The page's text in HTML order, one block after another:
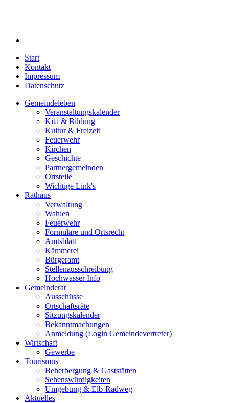
Start
Kontakt
Impressum
Datenschutz
Gemeindeleben
Veranstaltungskalender
Kita & Bildung
Kultur & Freizeit
Feuerwehr
Kirchen
Geschichte
Partnergemeinden
Ortsteile
Wichtige Link's
Rathaus
Verwaltung
Wahlen
Feuerwehr
Formulare und Ortsrecht
Amtsblatt
Kämmerei
Bürgeramt
Stellenausschreibung
Hochwasser Info
Gemeinderat
Ausschüsse
Ortschaftsräte
Sitzungskalender
Bekanntmachungen
Anmeldung (Login Gemeindevertreter)
Wirtschaft
Gewerbe
Tourismus
Beherbergung & Gaststätten
Sehenswürdigkeiten
Umgebung & Elb-Radweg
Aktuelles